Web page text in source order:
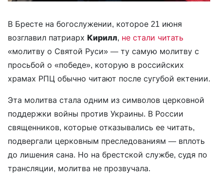
В Бресте на богослужении, которое 21 июня
возглавил патриарх Кирилл, не стали читать
«молитву о Святой Руси» — ту самую молитву с
просьбой о «победе», которую в российских
храмах РПЦ обычно читают после сугубой ектении.
Эта молитва стала одним из символов церковной
поддержки войны против Украины. В России
священников, которые отказывались ее читать,
подвергали церковным преследованиям — вплоть
до лишения сана. Но на брестской службе, судя по
трансляции, молитва не прозвучала.